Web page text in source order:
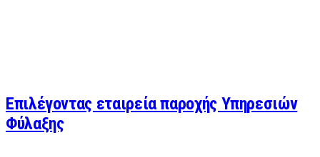
Επιλέγοντας εταιρεία παροχής Υπηρεσιών
Φύλαξης